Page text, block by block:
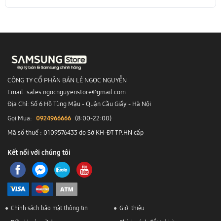
CÔNG TY CỔ PHẦN BÁN LẺ NGỌC NGUYỄN
Email: sales.ngocnguyenstore@gmail.com
Địa Chỉ: Số 6 Hồ Tùng Mậu - Quận Cầu Giấy - Hà Nội
Gọi Mua: 0924966666 (8:00-22:00)
Mã số thuế : 0109576433 do Sở KH-ĐT TP.HN cấp
Kết nối với chúng tôi
Chính sách bảo mật thông tin
Giới thiệu